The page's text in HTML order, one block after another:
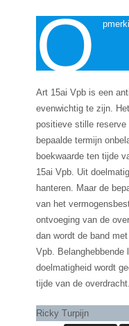
O
Art 15ai Vpb is een
evenwichtig te zijn.
positieve stille reserve
bepaalde termijn
boekwaarde ten tijde
15ai Vpb. Uit
hanteren. Maar de
van het
ontvoeging van de
dan wordt de band
Vpb.
doelmatigheid wordt
tijde van de
Ricky Turpijn